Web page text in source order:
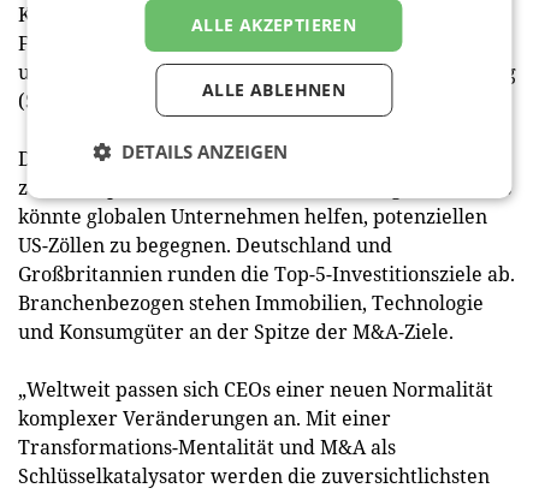
Kreditbedingungen verbessern die M&A-
Finanzierung“, sagt Eva-Maria Berchtold, Partnerin
und Leiterin der Strategie- und Transaktionsberatung
(Strategy and Transactions) bei EY Österreich.
Die Umfrage zeigt, dass die USA, Kanada und Mexiko
zu den Top-5-Investitionszielen für 2025 gehören. Das
könnte globalen Unternehmen helfen, potenziellen
US-Zöllen zu begegnen. Deutschland und
Großbritannien runden die Top-5-Investitionsziele ab.
Branchenbezogen stehen Immobilien, Technologie
und Konsumgüter an der Spitze der M&A-Ziele.
„Weltweit passen sich CEOs einer neuen Normalität
komplexer Veränderungen an. Mit einer
Transformations-Mentalität und M&A als
Schlüsselkatalysator werden die zuversichtlichsten
ALLE AKZEPTIEREN
ALLE ABLEHNEN
DETAILS ANZEIGEN